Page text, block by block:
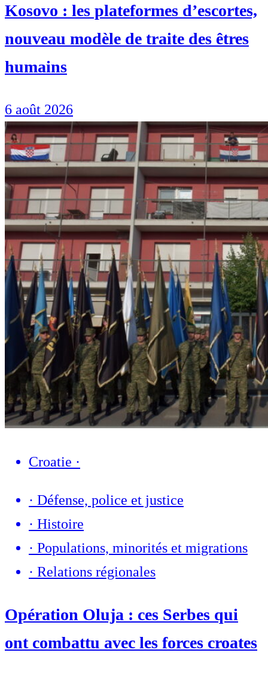
Kosovo : les plateformes d’escortes,
nouveau modèle de traite des êtres
humains
6 août 2026
Croatie ·
· Défense, police et justice
· Histoire
· Populations, minorités et migrations
· Relations régionales
Opération Oluja : ces Serbes qui
ont combattu avec les forces croates